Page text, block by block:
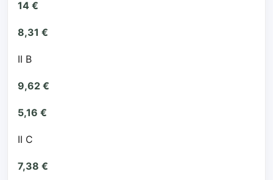
14 €
8,31 €
II B
9,62 €
5,16 €
II C
7,38 €